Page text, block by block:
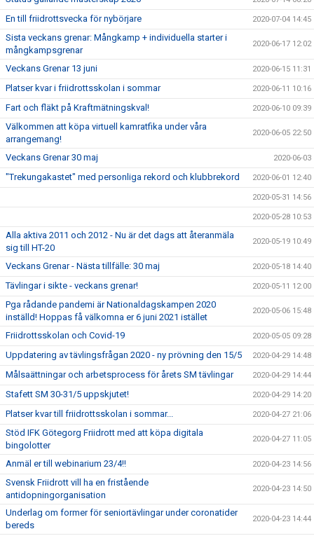
En till friidrottsvecka för nybörjare 2020-07-04 14:45
Sista veckans grenar: Mångkamp + individuella starter i
mångkampsgrenar
2020-06-17 12:02
Veckans Grenar 13 juni 2020-06-15 11:31
Platser kvar i friidrottsskolan i sommar 2020-06-11 10:16
Fart och fläkt på Kraftmätningskval! 2020-06-10 09:39
Välkommen att köpa virtuell kamratfika under våra
arrangemang!
2020-06-05 22:50
Veckans Grenar 30 maj 2020-06-03
"Trekungakastet" med personliga rekord och klubbrekord 2020-06-01 12:40
2020-05-31 14:56
2020-05-28 10:53
Alla aktiva 2011 och 2012 - Nu är det dags att återanmäla
sig till HT-20
2020-05-19 10:49
Veckans Grenar - Nästa tillfälle: 30 maj 2020-05-18 14:40
Tävlingar i sikte - veckans grenar! 2020-05-11 12:00
Pga rådande pandemi är Nationaldagskampen 2020
inställd! Hoppas få välkomna er 6 juni 2021 istället
2020-05-06 15:48
Friidrottsskolan och Covid-19 2020-05-05 09:28
Uppdatering av tävlingsfrågan 2020 - ny prövning den 15/5 2020-04-29 14:48
Målsaättningar och arbetsprocess för årets SM tävlingar 2020-04-29 14:44
Stafett SM 30-31/5 uppskjutet! 2020-04-29 14:20
Platser kvar till friidrottsskolan i sommar... 2020-04-27 21:06
Stöd IFK Götegorg Friidrott med att köpa digitala
bingolotter
2020-04-27 11:05
Anmäl er till webinarium 23/4!! 2020-04-23 14:56
Svensk Friidrott vill ha en fristående
antidopningorganisation
2020-04-23 14:50
Underlag om former för seniortävlingar under coronatider
bereds
2020-04-23 14:44